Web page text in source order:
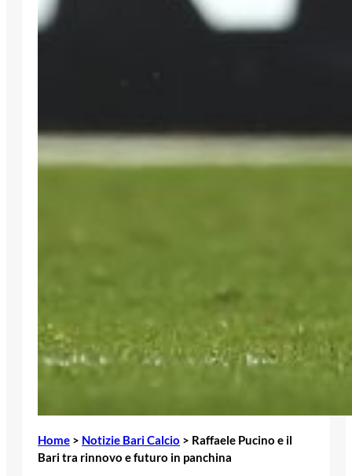
Home > Notizie Bari Calcio > Raffaele Pucino e il
Bari tra rinnovo e futuro in panchina